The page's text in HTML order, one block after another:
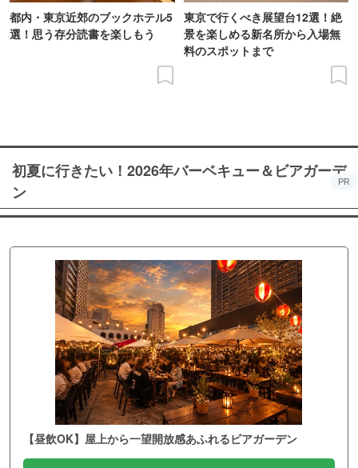
都内・東京近郊のブックホテル5
選！思う存分読書を楽しもう
東京で行くべき展望台12選！絶
景を楽しめる新名所から入場無
料のスポットまで
初夏に行きたい！2026年バーベキュー＆ビアガーデ
ン
PR
【昼飲OK】屋上から一望開放感あふれるビアガーデン